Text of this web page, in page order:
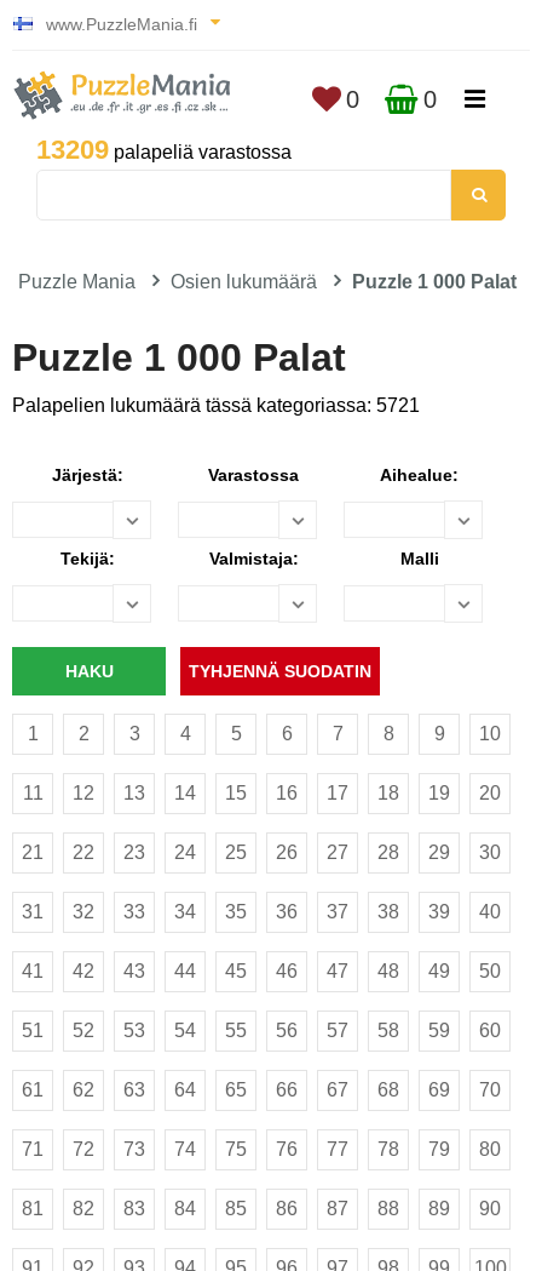
www.PuzzleMania.fi
13209 palapeliä varastossa
0 0
Puzzle Mania Osien lukumäärä Puzzle 1 000 Palat
Puzzle 1 000 Palat
Palapelien lukumäärä tässä kategoriassa: 5721
Järjestä: Varastossa Aihealue:
Tekijä: Valmistaja: Malli
1 2 3 4 5 6 7 8 9 10
11 12 13 14 15 16 17 18 19 20
21 22 23 24 25 26 27 28 29 30
31 32 33 34 35 36 37 38 39 40
41 42 43 44 45 46 47 48 49 50
51 52 53 54 55 56 57 58 59 60
61 62 63 64 65 66 67 68 69 70
71 72 73 74 75 76 77 78 79 80
81 82 83 84 85 86 87 88 89 90